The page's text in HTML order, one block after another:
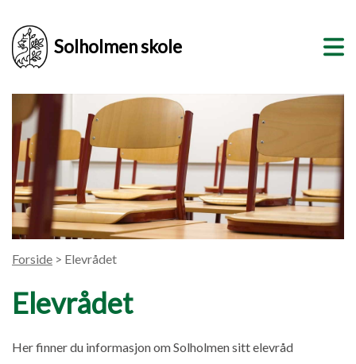
Solholmen skole
Forside > Elevrådet
Elevrådet
Her finner du informasjon om Solholmen sitt elevråd